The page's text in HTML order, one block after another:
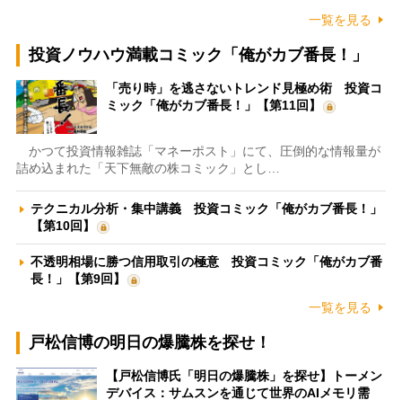
一覧を見る
投資ノウハウ満載コミック「俺がカブ番長！」
「売り時」を逃さないトレンド見極め術 投資コ
ミック「俺がカブ番長！」【第11回】
かつて投資情報雑誌「マネーポスト」にて、圧倒的な情報量が
詰め込まれた「天下無敵の株コミック」とし…
テクニカル分析・集中講義 投資コミック「俺がカブ番長！」
【第10回】
不透明相場に勝つ信用取引の極意 投資コミック「俺がカブ番
長！」【第9回】
一覧を見る
戸松信博の明日の爆騰株を探せ！
【戸松信博氏「明日の爆騰株」を探せ】トーメン
デバイス：サムスンを通じて世界のAIメモリ需